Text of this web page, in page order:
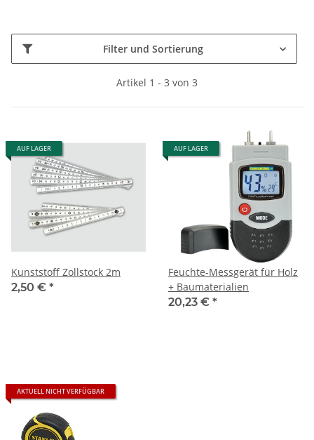
Filter und Sortierung
Artikel 1 - 3 von 3
AUF LAGER
Kunststoff Zollstock 2m
2,50 € *
AUF LAGER
Feuchte-Messgerät für Holz
+ Baumaterialien
20,23 € *
AKTUELL NICHT VERFÜGBAR